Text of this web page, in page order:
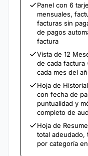
Panel con 6
mensuales,
facturas sin
de pagos
factura
Vista de 12
de cada factura
cada mes del
Hoja de
con fecha de
puntualidad y
completo de
Hoja de
total adeudado,
por categoría